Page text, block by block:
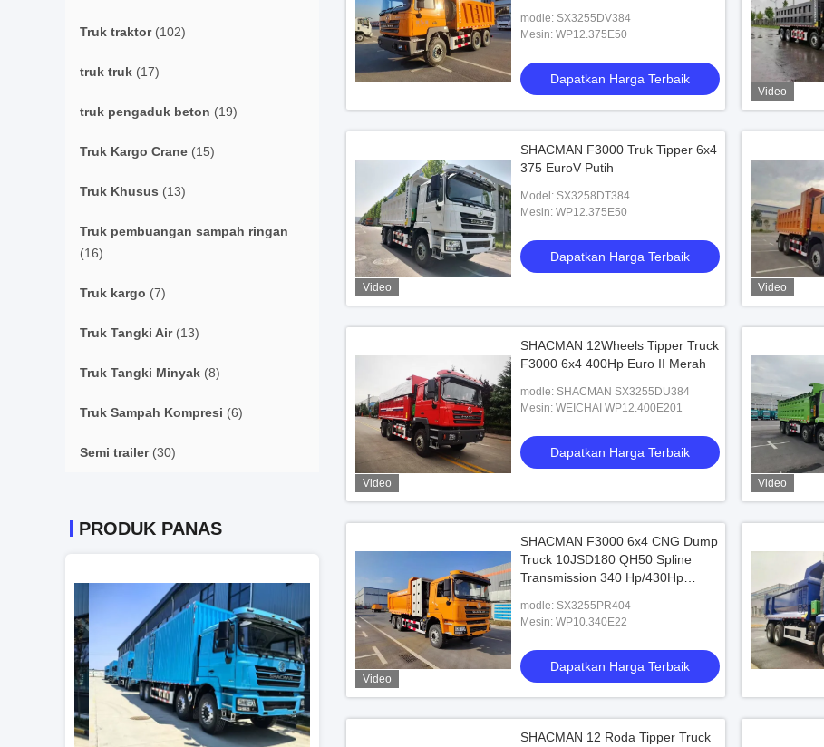
Truk traktor(102)
truk truk (17)
truk pengaduk beton (19)
Truk Kargo Crane (15)
Truk Khusus (13)
Truk pembuangan sampah ringan
(16)
Truk kargo (7)
Truk Tangki Air(13)
Truk Tangki Minyak (8)
Truk Sampah Kompresi (6)
Semi trailer(30)
PRODUK PANAS
modle: SX3255DV384
Mesin: WP12.375E50
Dapatkan Harga Terbaik
Video
Video
SHACMAN F3000 Truk Tipper 6x4
375 EuroV Putih
Model: SX3258DT384
Mesin: WP12.375E50
Dapatkan Harga Terbaik
Video
Video
SHACMAN 12Wheels Tipper Truck
F3000 6x4 400Hp Euro II Merah
modle: SHACMAN SX3255DU384
Mesin: WEICHAI WP12.400E201
Dapatkan Harga Terbaik
Video
Video
SHACMAN F3000 6x4 CNG Dump
Truck 10JSD180 QH50 Spline
Transmission 340 Hp/430Hp
modle: SX3255PR404
Mesin: WP10.340E22
Dapatkan Harga Terbaik
SHACMAN 12 Roda Tipper Truck